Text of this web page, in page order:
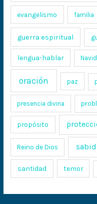
evangelismo familia
guerra espiritual
lengua-hablar
oración paz
presencia divina
propósito
Reino de Dios
santidad temor